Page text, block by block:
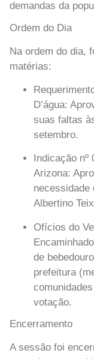
demandas da
Ordem do Dia
Na ordem do dia,
matérias:
D’água:
suas faltas
setembro.
Indicação
Arizona:
necessidade
Albertino
Ofícios do
de
prefeitura
votação.
Encerramento
A sessão foi